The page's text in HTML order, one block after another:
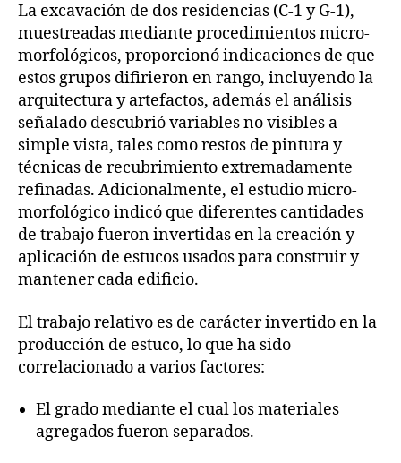
La excavación de dos residencias (C-1 y G-1),
muestreadas mediante procedimientos micro-
morfológicos, proporcionó indicaciones de que
estos grupos difirieron en rango, incluyendo la
arquitectura y artefactos, además el análisis
señalado descubrió variables no visibles a
simple vista, tales como restos de pintura y
técnicas de recubrimiento extremadamente
refinadas. Adicionalmente, el estudio micro-
morfológico indicó que diferentes cantidades
de trabajo fueron invertidas en la creación y
aplicación de estucos usados para construir y
mantener cada edificio.
El trabajo relativo es de carácter invertido en la
producción de estuco, lo que ha sido
correlacionado a varios factores:
El grado mediante el cual los materiales
agregados fueron separados.